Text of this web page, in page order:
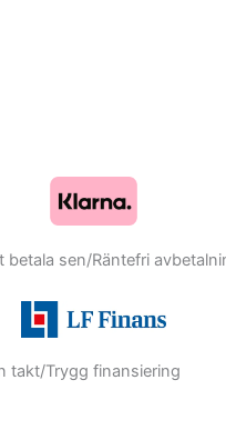
betala sen/Räntefri
takt/Trygg finansiering